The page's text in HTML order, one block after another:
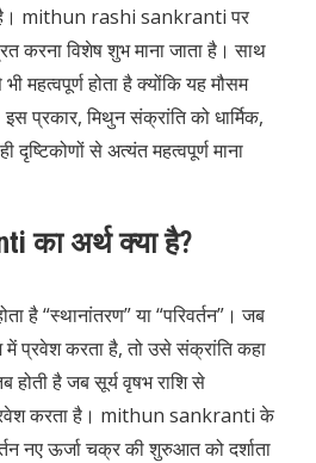
है। mithun rashi sankranti पर
करना विशेष शुभ माना जाता है। साथ
महत्वपूर्ण होता है क्योंकि यह मौसम
प्रकार, मिथुन संक्रांति को धार्मिक,
दृष्टिकोणों से अत्यंत महत्वपूर्ण माना
का अर्थ क्या है?
है “स्थानांतरण” या “परिवर्तन”। जब
में प्रवेश करता है, तो उसे संक्रांति कहा
होती है जब सूर्य वृषभ राशि से
करता है। mithun sankranti के
नए ऊर्जा चक्र की शुरुआत को दर्शाता